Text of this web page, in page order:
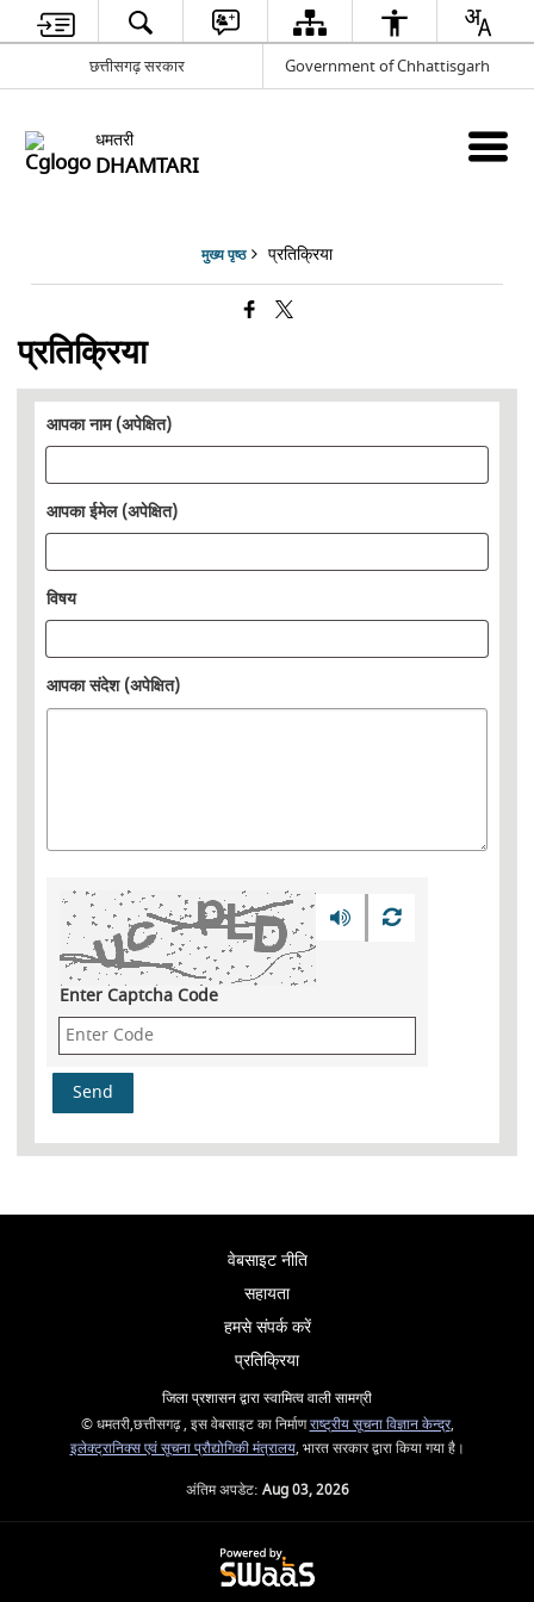
छत्तीसगढ़ सरकार Government of Chhattisgarh
धमतरी
DHAMTARI
मुख्य पृष्ठ प्रतिक्रिया
प्रतिक्रिया
आपका नाम (अपेक्षित)
आपका ईमेल (अपेक्षित)
विषय
आपका संदेश (अपेक्षित)
Enter Captcha Code
वेबसाइट नीति
सहायता
हमसे संपर्क करें
प्रतिक्रिया
जिला प्रशासन द्वारा स्वामित्व वाली सामग्री
© धमतरी,छत्तीसगढ़ , इस वेबसाइट का निर्माणराष्ट्रीय सूचना विज्ञान केन्द्र,
इलेक्ट्रानिक्स एवं सूचना प्रौद्योगिकी मंत्रालय, भारत सरकार द्वारा किया गया है।
अंतिम अपडेट: Aug 03, 2026